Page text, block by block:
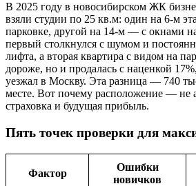
В 2025 году в новосибирском ЖК
взяли студии по 25 кв.м: один на 6-м
парковке, другой на 14-м — с окнами
первый столкнулся с шумом и
лифта, а вторая квартира с видом на
дороже, но и продалась с наценкой
уезжал в Москву. Эта разница — 740
месте. Вот почему расположение — не
страховка и будущая прибыль.
Пять точек проверки для
Фактор
Ошибки
новичков